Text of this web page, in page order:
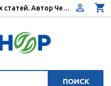
ПОИСК
Купить Сборник избранных статей. Автор Чермошенцев С. П. - Цена, отзывы, инструкция по применению - Интернет-магазин «Ли Вест»